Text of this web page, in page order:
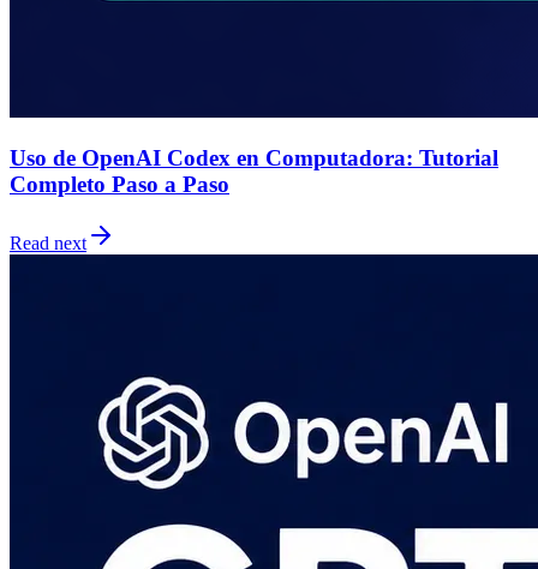
Uso de OpenAI Codex en Computadora: Tutorial
Completo Paso a Paso
Read next